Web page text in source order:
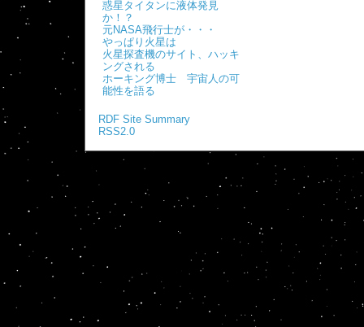
惑星タイタンに液体発見
か！？
元NASA飛行士が・・・
やっぱり火星は
火星探査機のサイト、ハッキ
ングされる
ホーキング博士 宇宙人の可
能性を語る
RDF Site Summary
RSS2.0